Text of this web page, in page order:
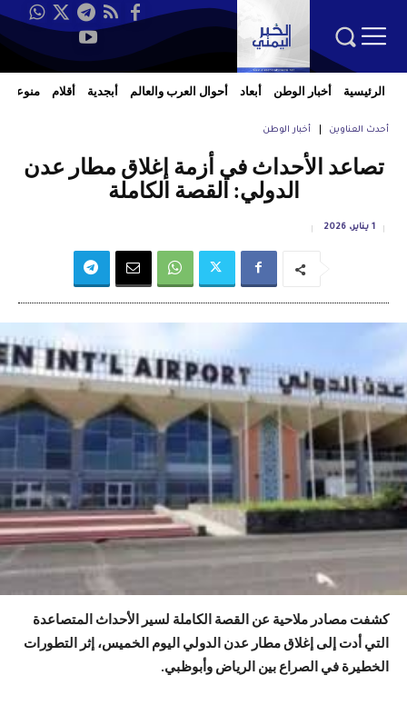
الرئيسية أخبار الوطن أبعاد أحوال العرب والعالم أبجدية أقلام منوعات
أحدث العناوين أخبار الوطن
تصاعد الأحداث في أزمة إغلاق مطار عدن
الدولي: القصة الكاملة
1 يناير، 2026
كشفت مصادر ملاحية عن القصة الكاملة لسير الأحداث المتصاعدة
التي أدت إلى إغلاق مطار عدن الدولي اليوم الخميس، إثر التطورات
الخطيرة في الصراع بين الرياض وأبوظبي.